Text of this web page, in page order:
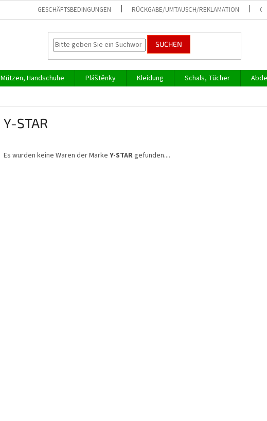
GESCHÄFTSBEDINGUNGEN RÜCKGABE/UMTAUSCH/REKLAMATION
SUCHEN
Mützen, Handschuhe Pláštěnky Kleidung Schals, Tücher
Y-STAR
Es wurden keine Waren der Marke Y-STARgefunden....